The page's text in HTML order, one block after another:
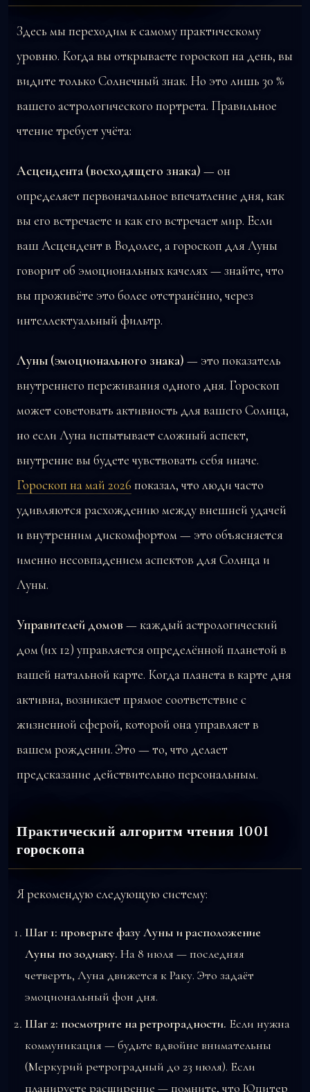
Здесь мы переходим к самому практическому
уровню. Когда вы открываете гороскоп на день, вы
видите только Солнечный знак. Но это лишь 30 %
вашего астрологического портрета. Правильное
чтение требует учёта:
Асцендента (восходящего знака) — он
определяет первоначальное впечатление дня, как
вы его встречаете и как его встречает мир. Если
ваш Асцендент в Водолее, а гороскоп для Луны
говорит об эмоциональных качелях — знайте, что
вы проживёте это более отстранённо, через
интеллектуальный фильтр.
Луны (эмоционального знака) — это показатель
внутреннего переживания одного дня. Гороскоп
может советовать активность для вашего Солнца,
но если Луна испытывает сложный аспект,
внутренне вы будете чувствовать себя иначе.
Гороскоп на май 2026 показал, что люди часто
удивляются расхождению между внешней удачей
и внутренним дискомфортом — это объясняется
именно несовпадением аспектов для Солнца и
Луны.
Управителей домов — каждый астрологический
дом (их 12) управляется определённой планетой в
вашей натальной карте. Когда планета в карте дня
активна, возникает прямое соответствие с
жизненной сферой, которой она управляет в
вашем рождении. Это — то, что делает
предсказание действительно персональным.
Практический алгоритм чтения 1001
гороскопа
Я рекомендую следующую систему:
Шаг 1: проверьте фазу Луны и расположение
Луны по зодиаку. На 8 июля — последняя
четверть, Луна движется к Раку. Это задаёт
эмоциональный фон дня.
Шаг 2: посмотрите на ретроградности. Если нужна
коммуникация — будьте вдвойне внимательны
(Меркурий ретроградный до 23 июля). Если
планируете расширение — помните, что Юпитер